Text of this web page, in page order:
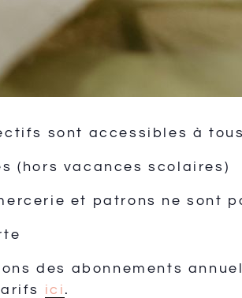
sont accessibles à
(hors vacances scolaires)
et patrons ne sont
des abonnements
ici .